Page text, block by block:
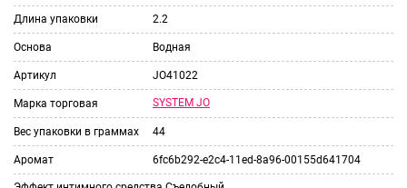
Длина упаковки 2.2
Основа Водная
Артикул JO41022
Марка торговая SYSTEM JO
Вес упаковки в граммах 44
Аромат 6fc6b292-e2c4-11ed-8a96-00155d641704